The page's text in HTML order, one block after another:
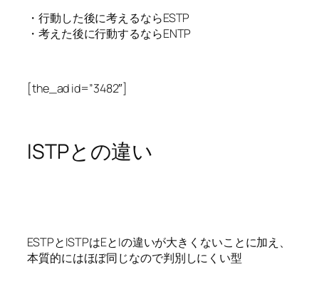
・行動した後に考えるならESTP
・考えた後に行動するならENTP
[the_ad id=”3482″]
ISTPとの違い
ESTPとISTPはEとIの違いが大きくないことに加え、
本質的にはほぼ同じなので判別しにくい型